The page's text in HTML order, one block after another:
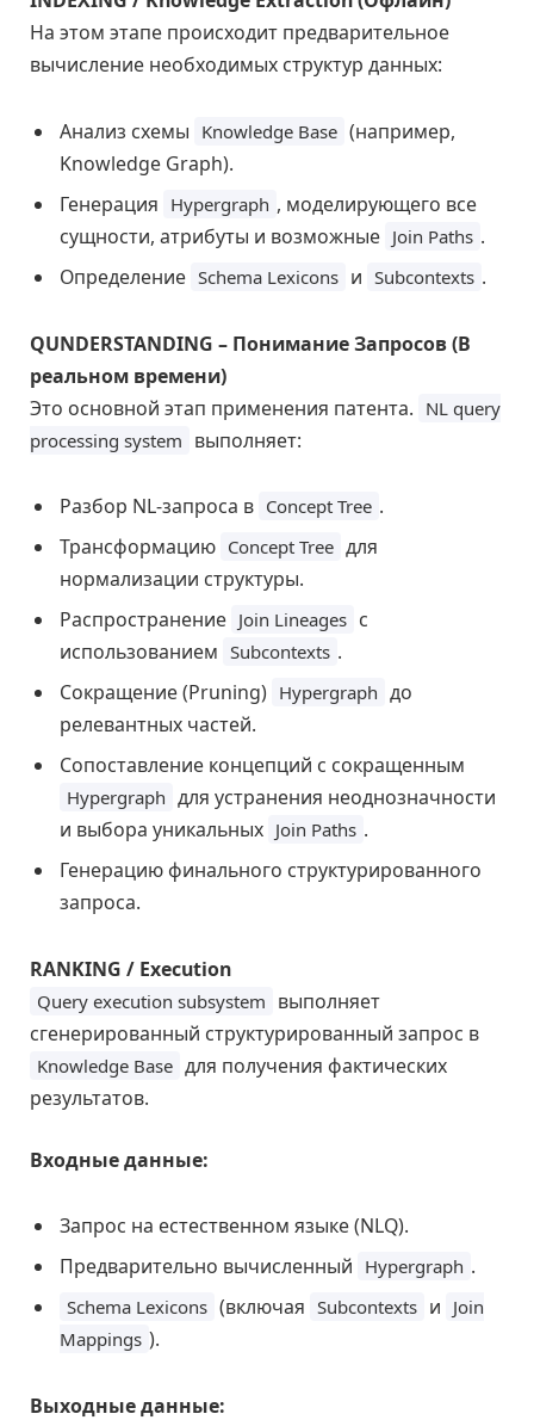
На этом этапе происходит предварительное
вычисление необходимых структур данных:
Анализ схемы Knowledge Base (например,
Knowledge Graph).
Генерация Hypergraph , моделирующего все
сущности, атрибуты и возможные Join Paths .
Определение Schema Lexicons и Subcontexts .
QUNDERSTANDING – Понимание Запросов (В
реальном времени)
Это основной этап применения патента. NL query
processing system выполняет:
Разбор NL-запроса в Concept Tree .
Трансформацию Concept Tree для
нормализации структуры.
Распространение Join Lineages с
использованием Subcontexts .
Сокращение (Pruning) Hypergraph до
релевантных частей.
Сопоставление концепций с сокращенным
Hypergraph для устранения неоднозначности
и выбора уникальных Join Paths .
Генерацию финального структурированного
запроса.
RANKING / Execution
Query execution subsystem выполняет
сгенерированный структурированный запрос в
Knowledge Base для получения фактических
результатов.
Входные данные:
Запрос на естественном языке (NLQ).
Предварительно вычисленный Hypergraph .
Schema Lexicons (включая Subcontexts и Join
Mappings ).
Выходные данные: